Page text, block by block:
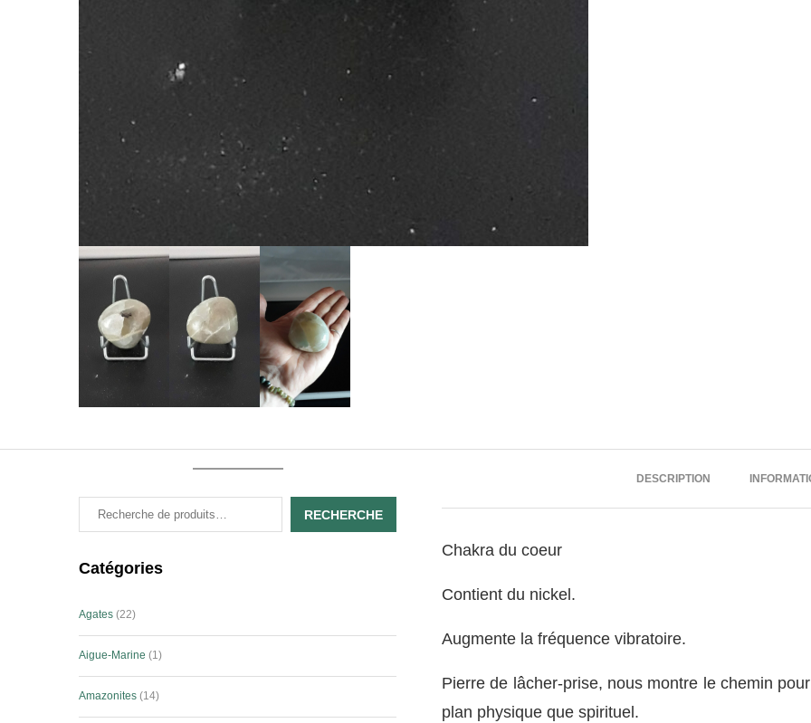
DESCRIPTION
Chakra du coeur
Contient du nickel.
Augmente la fréquence vibratoire.
Pierre de lâcher-prise, nous montre le chemin
plan physique que spirituel.
RECHERCHE
Catégories
Agates 22
Aigue-Marine 1
Amazonites 14